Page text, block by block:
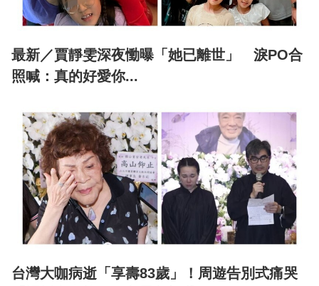
最新／賈靜雯深夜慟曝「她已離世」 淚PO合
照喊：真的好愛你...
台灣大咖病逝「享壽83歲」！周遊告別式痛哭